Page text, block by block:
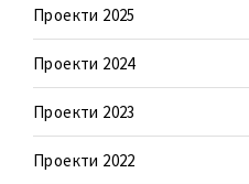
Проекти 2025
Проекти 2024
Проекти 2023
Проекти 2022